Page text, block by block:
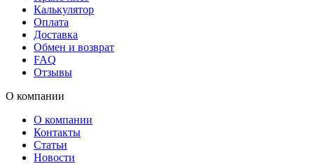
Калькулятор
Оплата
Доставка
Обмен и возврат
FAQ
Отзывы
О компании
О компании
Контакты
Статьи
Новости